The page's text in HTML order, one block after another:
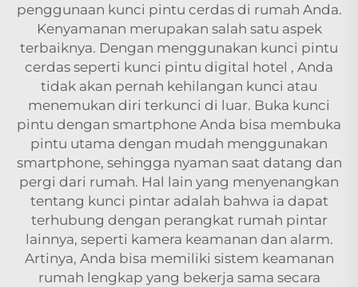
penggunaan kunci pintu cerdas di rumah Anda.
Kenyamanan merupakan salah satu aspek
terbaiknya. Dengan menggunakan kunci pintu
cerdas seperti kunci pintu digital hotel , Anda
tidak akan pernah kehilangan kunci atau
menemukan diri terkunci di luar. Buka kunci
pintu dengan smartphone Anda bisa membuka
pintu utama dengan mudah menggunakan
smartphone, sehingga nyaman saat datang dan
pergi dari rumah. Hal lain yang menyenangkan
tentang kunci pintar adalah bahwa ia dapat
terhubung dengan perangkat rumah pintar
lainnya, seperti kamera keamanan dan alarm.
Artinya, Anda bisa memiliki sistem keamanan
rumah lengkap yang bekerja sama secara